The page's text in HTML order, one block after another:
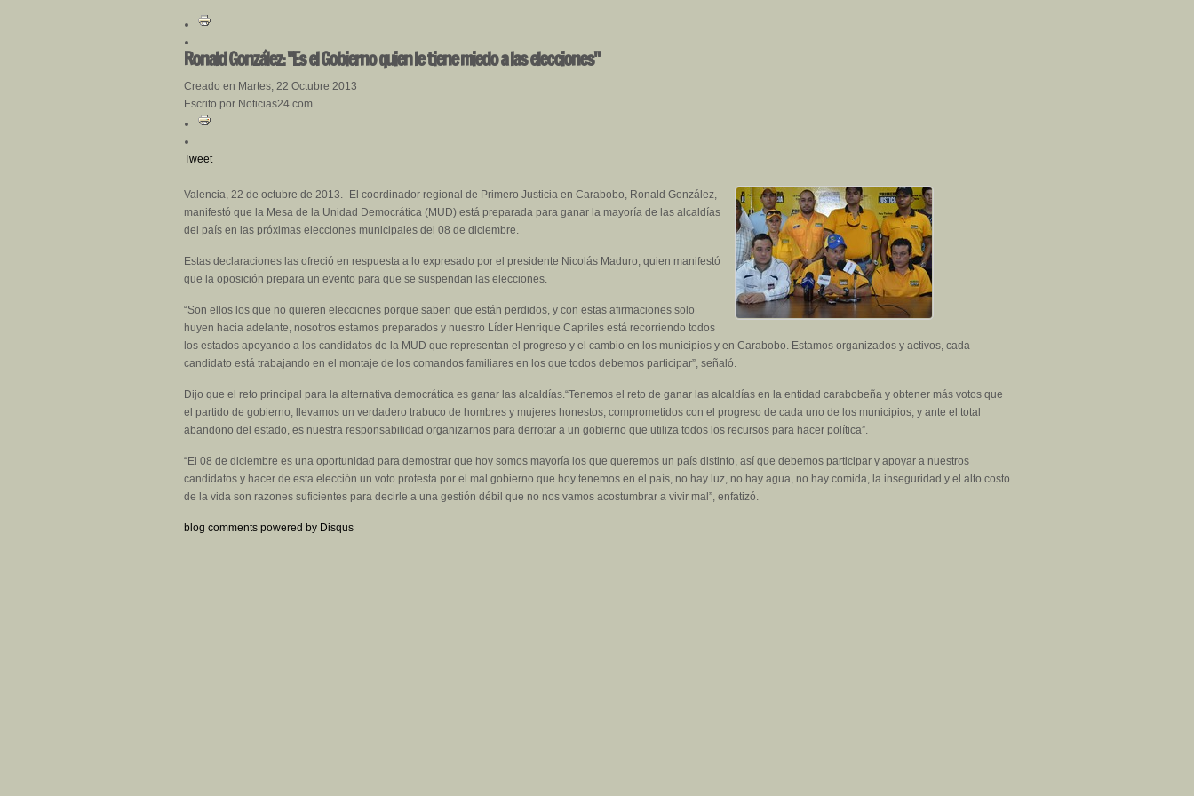
Ronald González: "Es el Gobierno quien le tiene miedo a las elecciones"
Creado en Martes, 22 Octubre 2013
Escrito por Noticias24.com
Tweet
Valencia, 22 de octubre de 2013.- El coordinador regional de Primero Justicia en Carabobo, Ronald González,
manifestó que la Mesa de la Unidad Democrática (MUD) está preparada para ganar la mayoría de las alcaldías
del país en las próximas elecciones municipales del 08 de diciembre.
Estas declaraciones las ofreció en respuesta a lo expresado por el presidente Nicolás Maduro, quien manifestó
que la oposición prepara un evento para que se suspendan las elecciones.
“Son ellos los que no quieren elecciones porque saben que están perdidos, y con estas afirmaciones solo
huyen hacia adelante, nosotros estamos preparados y nuestro Líder Henrique Capriles está recorriendo todos
los estados apoyando a los candidatos de la MUD que representan el progreso y el cambio en los municipios y en Carabobo. Estamos organizados y activos, cada
candidato está trabajando en el montaje de los comandos familiares en los que todos debemos participar”, señaló.
Dijo que el reto principal para la alternativa democrática es ganar las alcaldías.“Tenemos el reto de ganar las alcaldías en la entidad carabobeña y obtener más votos que
el partido de gobierno, llevamos un verdadero trabuco de hombres y mujeres honestos, comprometidos con el progreso de cada uno de los municipios, y ante el total
abandono del estado, es nuestra responsabilidad organizarnos para derrotar a un gobierno que utiliza todos los recursos para hacer política”.
“El 08 de diciembre es una oportunidad para demostrar que hoy somos mayoría los que queremos un país distinto, así que debemos participar y apoyar a nuestros
candidatos y hacer de esta elección un voto protesta por el mal gobierno que hoy tenemos en el país, no hay luz, no hay agua, no hay comida, la inseguridad y el alto costo
de la vida son razones suficientes para decirle a una gestión débil que no nos vamos acostumbrar a vivir mal”, enfatizó.
blog comments powered by Disqus